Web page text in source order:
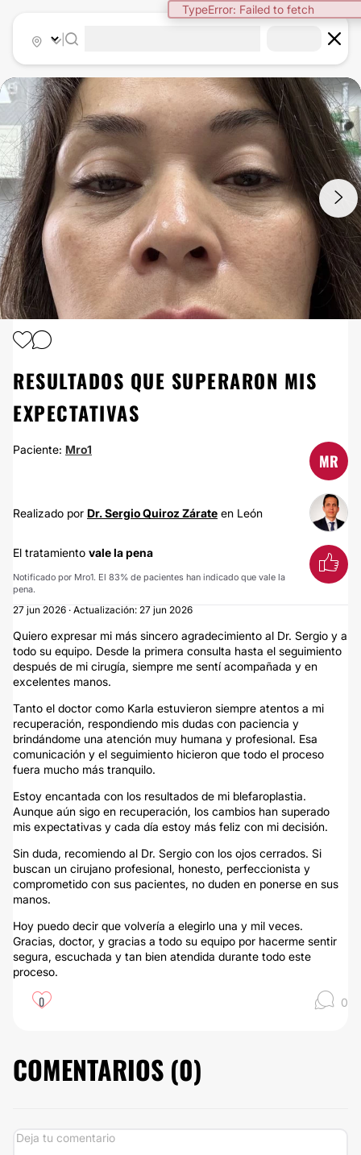
TypeError: Failed to fetch
RESULTADOS QUE SUPERARON MIS
EXPECTATIVAS
Paciente: Mro1
MR
Realizado por Dr. Sergio Quiroz Zárate en León
El tratamiento vale la pena
Notificado por Mro1. El 83% de pacientes han indicado que vale la
pena.
27 jun 2026 · Actualización: 27 jun 2026
Quiero expresar mi más sincero agradecimiento al Dr. Sergio y a
todo su equipo. Desde la primera consulta hasta el seguimiento
después de mi cirugía, siempre me sentí acompañada y en
excelentes manos.
Tanto el doctor como Karla estuvieron siempre atentos a mi
recuperación, respondiendo mis dudas con paciencia y
brindándome una atención muy humana y profesional. Esa
comunicación y el seguimiento hicieron que todo el proceso
fuera mucho más tranquilo.
Estoy encantada con los resultados de mi blefaroplastia.
Aunque aún sigo en recuperación, los cambios han superado
mis expectativas y cada día estoy más feliz con mi decisión.
Sin duda, recomiendo al Dr. Sergio con los ojos cerrados. Si
buscan un cirujano profesional, honesto, perfeccionista y
comprometido con sus pacientes, no duden en ponerse en sus
manos.
Hoy puedo decir que volvería a elegirlo una y mil veces.
Gracias, doctor, y gracias a todo su equipo por hacerme sentir
segura, escuchada y tan bien atendida durante todo este
proceso.
0 0
COMENTARIOS (0)